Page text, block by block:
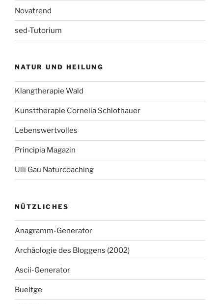
Novatrend
sed-Tutorium
NATUR UND HEILUNG
Klangtherapie Wald
Kunsttherapie Cornelia Schlothauer
Lebenswertvolles
Principia Magazin
Ulli Gau Naturcoaching
NÜTZLICHES
Anagramm-Generator
Archäologie des Bloggens (2002)
Ascii-Generator
Bueltge